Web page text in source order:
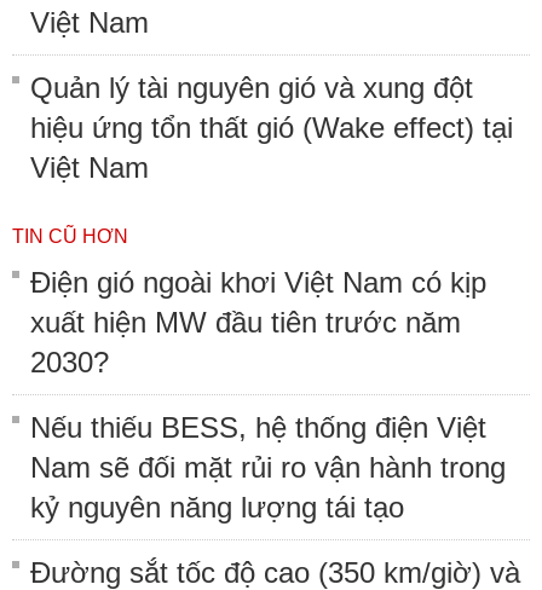
Việt Nam
Quản lý tài nguyên gió và xung đột
hiệu ứng tổn thất gió (Wake effect) tại
Việt Nam
TIN CŨ HƠN
Điện gió ngoài khơi Việt Nam có kịp
xuất hiện MW đầu tiên trước năm
2030?
Nếu thiếu BESS, hệ thống điện Việt
Nam sẽ đối mặt rủi ro vận hành trong
kỷ nguyên năng lượng tái tạo
Đường sắt tốc độ cao (350 km/giờ) và